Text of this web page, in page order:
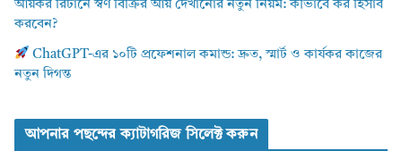
আয়কর রিটার্নে স্বর্ণ বিক্রির আয় দেখানোর নতুন নিয়ম: কীভাবে কর হিসাব
করবেন?
ChatGPT-এর ১০টি প্রফেশনাল কমান্ড: দ্রুত, স্মার্ট ও কার্যকর কাজের
নতুন দিগন্ত
আপনার পছন্দের ক্যাটাগরিজ সিলেক্ট করুন